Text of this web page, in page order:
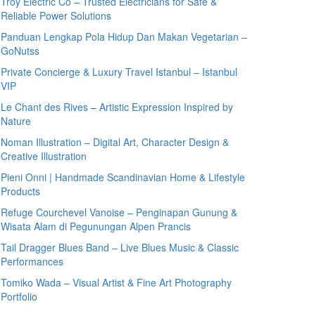
Reliable Power Solutions
Panduan Lengkap Pola Hidup Dan Makan Vegetarian –
GoNutss
Private Concierge & Luxury Travel Istanbul – Istanbul
VIP
Le Chant des Rives – Artistic Expression Inspired by
Nature
Noman Illustration – Digital Art, Character Design &
Creative Illustration
Pieni Onni | Handmade Scandinavian Home & Lifestyle
Products
Refuge Courchevel Vanoise – Penginapan Gunung &
Wisata Alam di Pegunungan Alpen Prancis
Tail Dragger Blues Band – Live Blues Music & Classic
Performances
Tomiko Wada – Visual Artist & Fine Art Photography
Portfolio